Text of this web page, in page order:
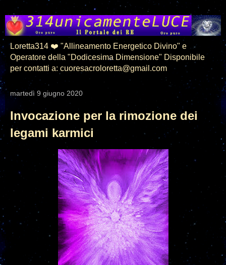
Loretta314 ❤️ "Allineamento Energetico Divino" e
Operatore della "Dodicesima Dimensione" Disponibile
per contatti a: cuoresacroloretta@gmail.com
martedì 9 giugno 2020
Invocazione per la rimozione dei
legami karmici